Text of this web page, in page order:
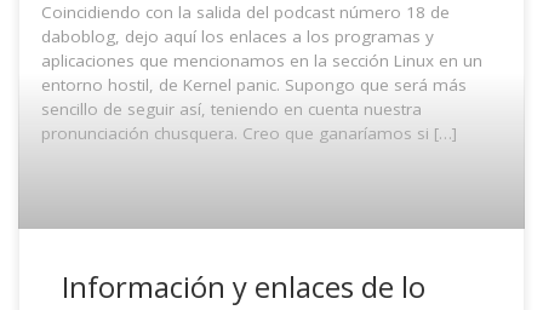
Coincidiendo con la salida del podcast número 18 de
daboblog, dejo aquí los enlaces a los programas y
aplicaciones que mencionamos en la sección Linux en un
entorno hostil, de Kernel panic. Supongo que será más
sencillo de seguir así, teniendo en cuenta nuestra
pronunciación chusquera. Creo que ganaríamos si […]
Información y enlaces de lo